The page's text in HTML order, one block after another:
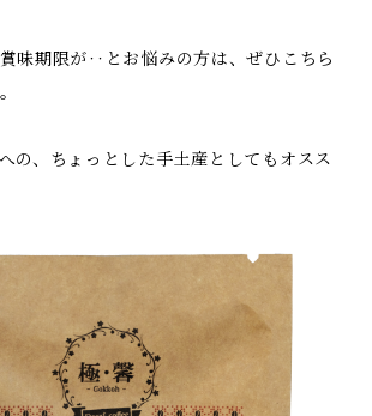
味期限が‥とお悩みの方は、ぜひこちら
の、ちょっとした手土産としてもオスス